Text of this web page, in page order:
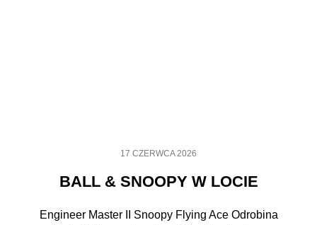
17 CZERWCA 2026
BALL & SNOOPY W LOCIE
Engineer Master II Snoopy Flying Ace Odrobina